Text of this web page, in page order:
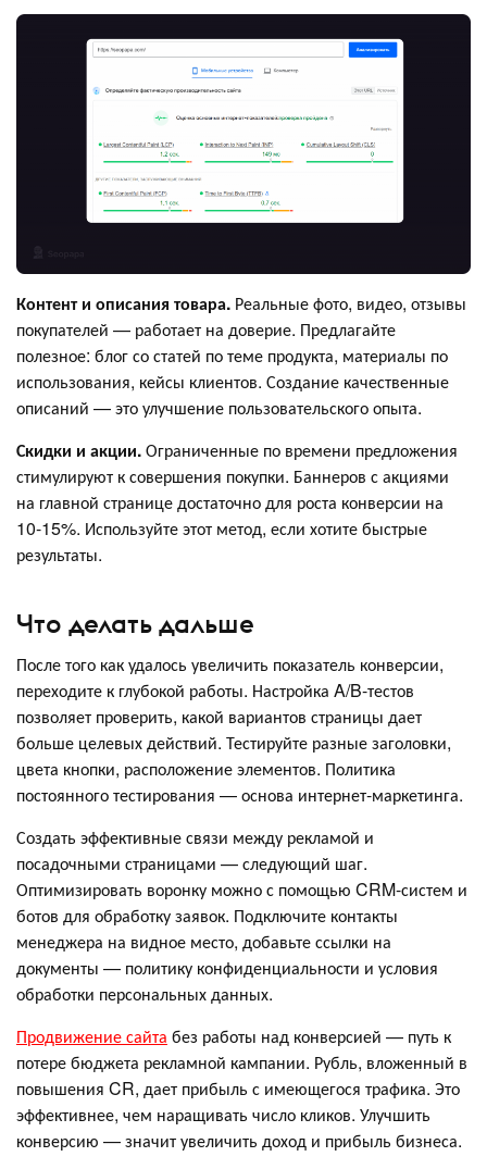
Контент и описания товара. Реальные фото, видео, отзывы
покупателей — работает на доверие. Предлагайте
полезное: блог со статей по теме продукта, материалы по
использования, кейсы клиентов. Создание качественные
описаний — это улучшение пользовательского опыта.
Скидки и акции.Ограниченные по времени предложения
стимулируют к совершения покупки. Баннеров с акциями
на главной странице достаточно для роста конверсии на
10-15%. Используйте этот метод, если хотите быстрые
результаты.
Что делать дальше
После того как удалось увеличить показатель конверсии,
переходите к глубокой работы. Настройка A/B-тестов
позволяет проверить, какой вариантов страницы дает
больше целевых действий. Тестируйте разные заголовки,
цвета кнопки, расположение элементов. Политика
постоянного тестирования — основа интернет-маркетинга.
Создать эффективные связи между рекламой и
посадочными страницами — следующий шаг.
Оптимизировать воронку можно с помощью CRM-систем и
ботов для обработку заявок. Подключите контакты
менеджера на видное место, добавьте ссылки на
документы — политику конфиденциальности и условия
обработки персональных данных.
Продвижение сайта без работы над конверсией — путь к
потере бюджета рекламной кампании. Рубль, вложенный в
повышения CR, дает прибыль с имеющегося трафика. Это
эффективнее, чем наращивать число кликов. Улучшить
конверсию — значит увеличить доход и прибыль бизнеса.